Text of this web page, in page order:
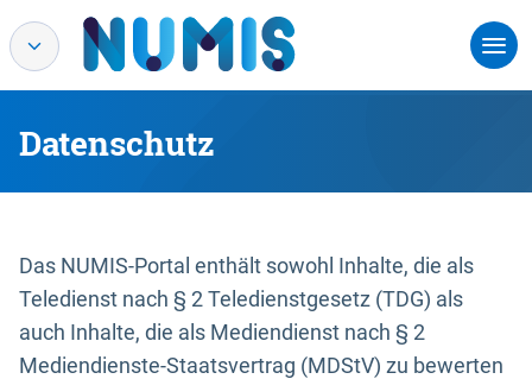
Datenschutz
Das NUMIS-Portal enthält sowohl Inhalte, die als
Teledienst nach § 2 Teledienstgesetz (TDG) als
auch Inhalte, die als Mediendienst nach § 2
Mediendienste-Staatsvertrag (MDStV) zu bewerten